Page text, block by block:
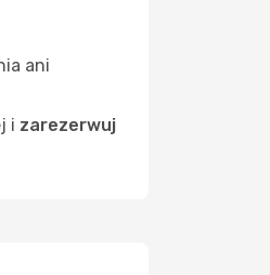
ani
i zarezerwuj